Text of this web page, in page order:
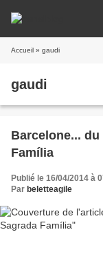
Accueil » gaudi
gaudi
Barcelone...
Família
Publié le 16/04/2014 à
Par beletteagile